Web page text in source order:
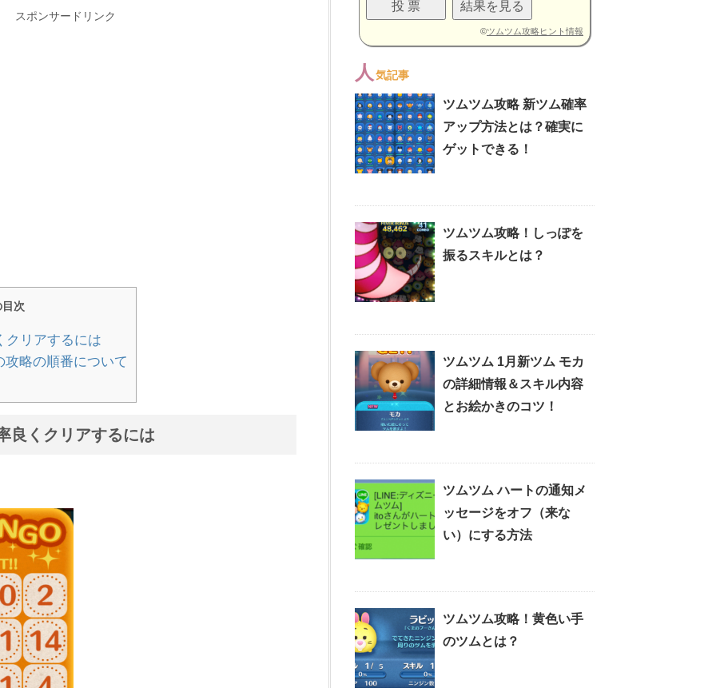
スポンサードリンク
次
クリアするには
略の順番について
良くクリアするには
©ツムツム攻略ヒント情報
人 気記事
ツムツム攻略 新ツム確率
アップ方法とは？確実に
ゲットできる！
ツムツム攻略！しっぽを
振るスキルとは？
ツムツム 1月新ツム モカ
の詳細情報＆スキル内容
とお絵かきのコツ！
ツムツム ハートの通知メ
ッセージをオフ（来な
い）にする方法
ツムツム攻略！黄色い手
のツムとは？